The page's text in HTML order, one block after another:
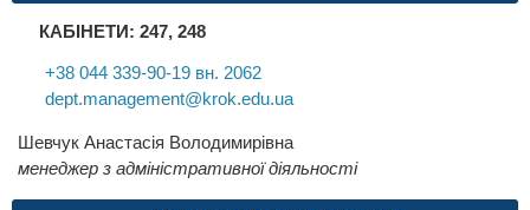
КАБІНЕТИ: 247, 248
+38 044 339-90-19 вн. 2062
dept.management@krok.edu.ua
Шевчук Анастасія Володимирівна
менеджер з адміністративної діяльності